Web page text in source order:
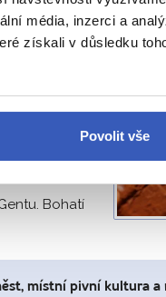
média, inzerci a
získali v důsledku
Povolit vše
oděným
trhy s
Bohatí
místní pivní kultura a